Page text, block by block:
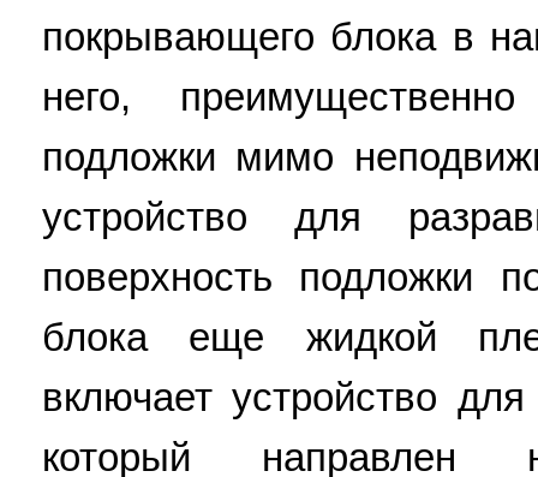
покрывающего блока в
него,
подложки мимо
устройство для
поверхность подложки
блока еще жидкой
включает устройство
который направлен